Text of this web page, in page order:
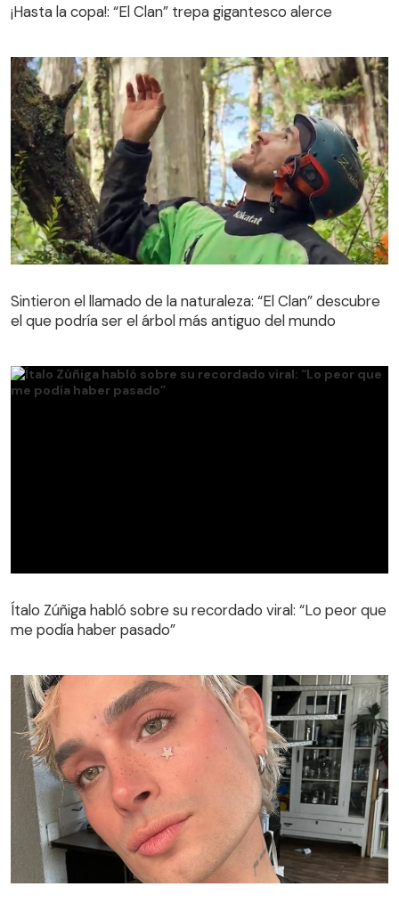
¡Hasta la copa!: “El Clan” trepa gigantesco alerce
el que podría ser el árbol más antiguo del mundo
Sintieron el llamado de la naturaleza: “El Clan” descubre
el que podría ser el árbol más antiguo del mundo
Ítalo Zúñiga habló sobre su recordado viral: “Lo peor que
me podía haber pasado”